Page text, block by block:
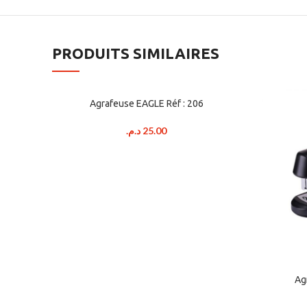
PRODUITS SIMILAIRES
Agrafeuse EAGLE Réf : 206
25.00 د.م.